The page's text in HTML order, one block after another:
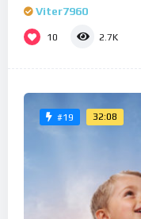
Viter7960
10 2.7K
#19 32:08